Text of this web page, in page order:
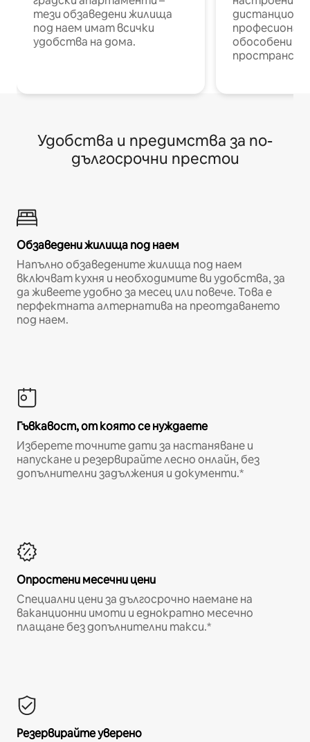
тези обзаведени жилища
под наем имат всички
удобства на дома.
обособени
Удобства и предимства за по-
дългосрочни престои
Обзаведени жилища под наем
Напълно обзаведените жилища под наем
включват кухня и необходимите ви удобства, за
да живеете удобно за месец или повече. Това е
перфектната алтернатива на преотдаването
под наем.
Гъвкавост, от която се нуждаете
Изберете точните дати за настаняване и
напускане и резервирайте лесно онлайн, без
допълнителни задължения и документи.*
Опростени месечни цени
Специални цени за дългосрочно наемане на
ваканционни имоти и еднократно месечно
плащане без допълнителни такси.*
Резервирайте уверено